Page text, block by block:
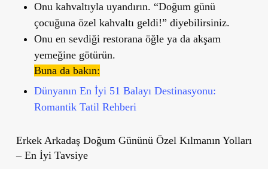
Onu kahvaltıyla uyandırın. “Doğum günü
çocuğuna özel kahvaltı geldi!” diyebilirsiniz.
Onu en sevdiği restorana öğle ya da akşam
yemeğine götürün.
Buna da bakın:
Dünyanın En İyi 51 Balayı Destinasyonu:
Romantik Tatil Rehberi
Erkek Arkadaş Doğum Gününü Özel Kılmanın Yolları
– En İyi Tavsiye